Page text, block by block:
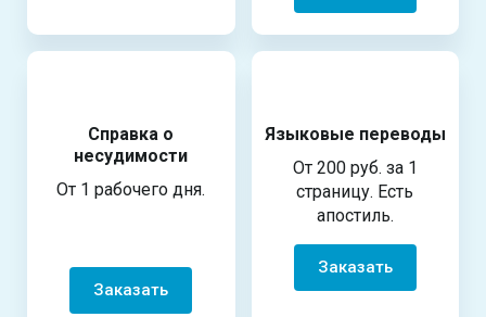
Справка о
несудимости
От 1 рабочего дня.
Заказать
Языковые переводы
От 200 руб. за 1
страницу. Есть
апостиль.
Заказать